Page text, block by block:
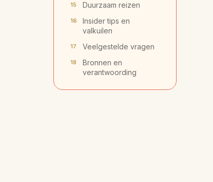
Duurzaam reizen
Insider tips en
valkuilen
Veelgestelde vragen
Bronnen en
verantwoording